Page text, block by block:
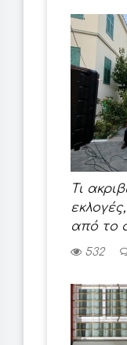
Τι
από το
532